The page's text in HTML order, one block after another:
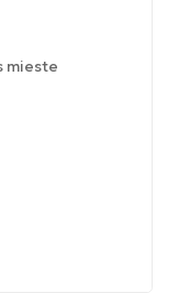
mieste